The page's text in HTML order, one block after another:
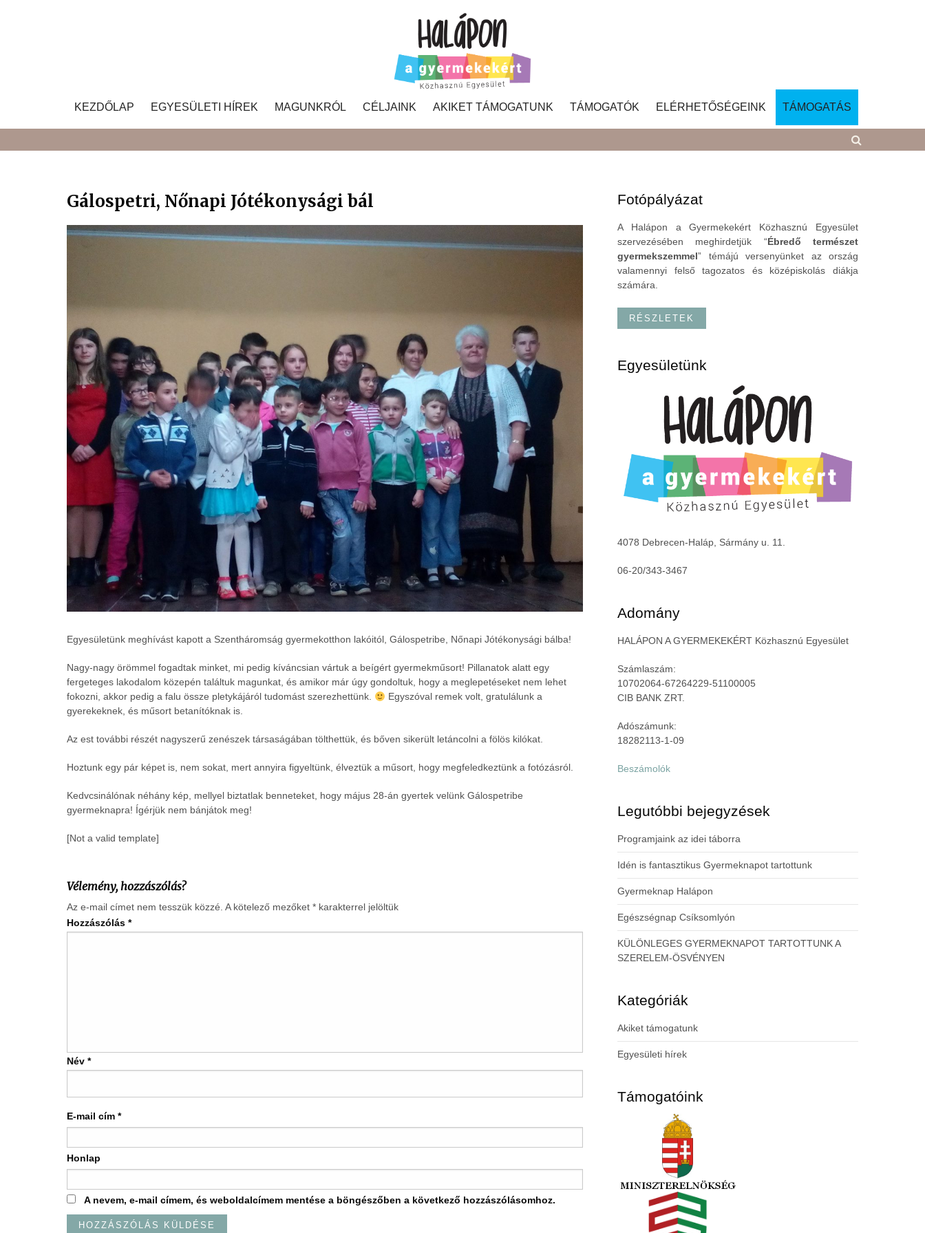
KEZDŐLAP EGYESÜLETI HÍREK MAGUNKRÓL CÉLJAINK AKIKET TÁMOGATUNK TÁMOGATÓK ELÉRHETŐSÉGEINK TÁMOGATÁS
Gálospetri, Nőnapi Jótékonysági bál
Egyesületünk meghívást kapott a Szentháromság gyermekotthon lakóitól, Gálospetribe, Nőnapi Jótékonysági bálba!
Nagy-nagy örömmel fogadtak minket, mi pedig kíváncsian vártuk a beígért gyermekműsort! Pillanatok alatt egy
fergeteges lakodalom közepén találtuk magunkat, és amikor már úgy gondoltuk, hogy a meglepetéseket nem lehet
fokozni, akkor pedig a falu össze pletykájáról tudomást szerezhettünk.
Egyszóval remek volt, gratulálunk a
gyerekeknek, és műsort betanítóknak is.
Az est további részét nagyszerű zenészek társaságában tölthettük, és bőven sikerült letáncolni a fölös kilókat.
Hoztunk egy pár képet is, nem sokat, mert annyira figyeltünk, élveztük a műsort, hogy megfeledkeztünk a fotózásról.
Kedvcsinálónak néhány kép, mellyel biztatlak benneteket, hogy május 28-án gyertek velünk Gálospetribe
gyermeknapra! Ígérjük nem bánjátok meg!
[Not a valid template]
Vélemény, hozzászólás?
Az e-mail címet nem tesszük közzé. A kötelező mezőket * karakterrel jelöltük
Hozzászólás *
Név *
E-mail cím *
Honlap
A nevem, e-mail címem, és weboldalcímem mentése a böngészőben a következő hozzászólásomhoz.
Fotópályázat
A Halápon a Gyermekekért Közhasznú Egyesület
szervezésében meghirdetjük “Ébredő természet
gyermekszemmel” témájú versenyünket az ország
valamennyi felső tagozatos és középiskolás diákja
számára.
RÉSZLETEK
Egyesületünk
4078 Debrecen-Haláp, Sármány u. 11.
06-20/343-3467
Adomány
HALÁPON A GYERMEKEKÉRT Közhasznú Egyesület
Számlaszám:
10702064-67264229-51100005
CIB BANK ZRT.
Adószámunk:
18282113-1-09
Beszámolók
Legutóbbi bejegyzések
Programjaink az idei táborra
Idén is fantasztikus Gyermeknapot tartottunk
Gyermeknap Halápon
Egészségnap Csíksomlyón
KÜLÖNLEGES GYERMEKNAPOT TARTOTTUNK A
SZERELEM-ÖSVÉNYEN
Kategóriák
Akiket támogatunk
Egyesületi hírek
Támogatóink